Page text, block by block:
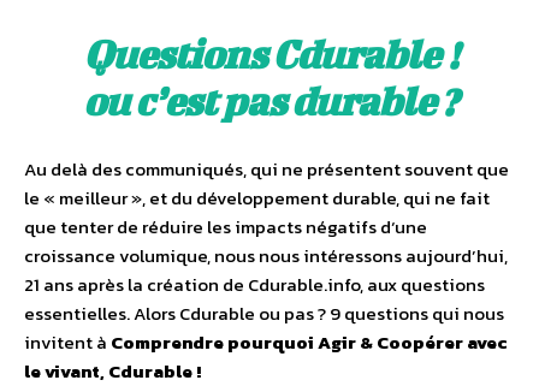
Questions Cdurable !
ou c’est pas durable ?
Au delà des communiqués, qui ne présentent souvent que
le « meilleur », et du développement durable, qui ne fait
que tenter de réduire les impacts négatifs d‘une
croissance volumique, nous nous intéressons aujourd’hui,
21 ans après la création de Cdurable.info, aux questions
essentielles. Alors Cdurable ou pas ? 9 questions qui nous
invitent à Comprendre pourquoi Agir & Coopérer avec
le vivant, Cdurable !